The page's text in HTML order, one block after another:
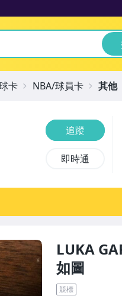
LUKA
如圖
競標
追蹤
即時通
卡 NBA/球員卡 其他